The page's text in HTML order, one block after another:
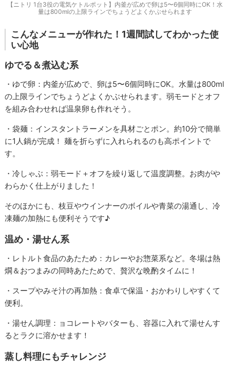
【ニトリ 1台3役の電気ケトルポット】内釜が広めで卵は5〜6個同時にOK！水
量は800mlの上限ラインでちょうどよくかぶせられます
こんなメニューが作れた！1週間試してわかった使
い心地
ゆでる＆煮込む系
・ゆで卵：内釜が広めで、卵は5〜6個同時にOK。水量は800ml
の上限ラインでちょうどよくかぶせられます。弱モードとオフ
を組み合わせれば温泉卵も作れそう。
・袋麺：インスタントラーメンを具材ごとポン。約10分で簡単
に1人鍋が完成！ 麺を折らずに入れられるのも高ポイントで
す。
・冷しゃぶ：弱モード＋オフを繰り返して温度調整。お肉がや
わらかく仕上がりました！
そのほかにも、枝豆やウインナーのボイルや青菜の湯通し、冷
凍麺の加熱にも便利そうです♪
温め・湯せん系
・レトルト食品のあたため：カレーやお惣菜系など。冬場は熱
燗＆おつまみの同時あたためで、贅沢な晩酌タイムに！
・スープやみそ汁の再加熱：食卓で保温・おかわりしやすくて
便利。
・湯せん調理：ョコレートやバターも、容器に入れて湯せんす
るとラクに溶かせます！
蒸し料理にもチャレンジ